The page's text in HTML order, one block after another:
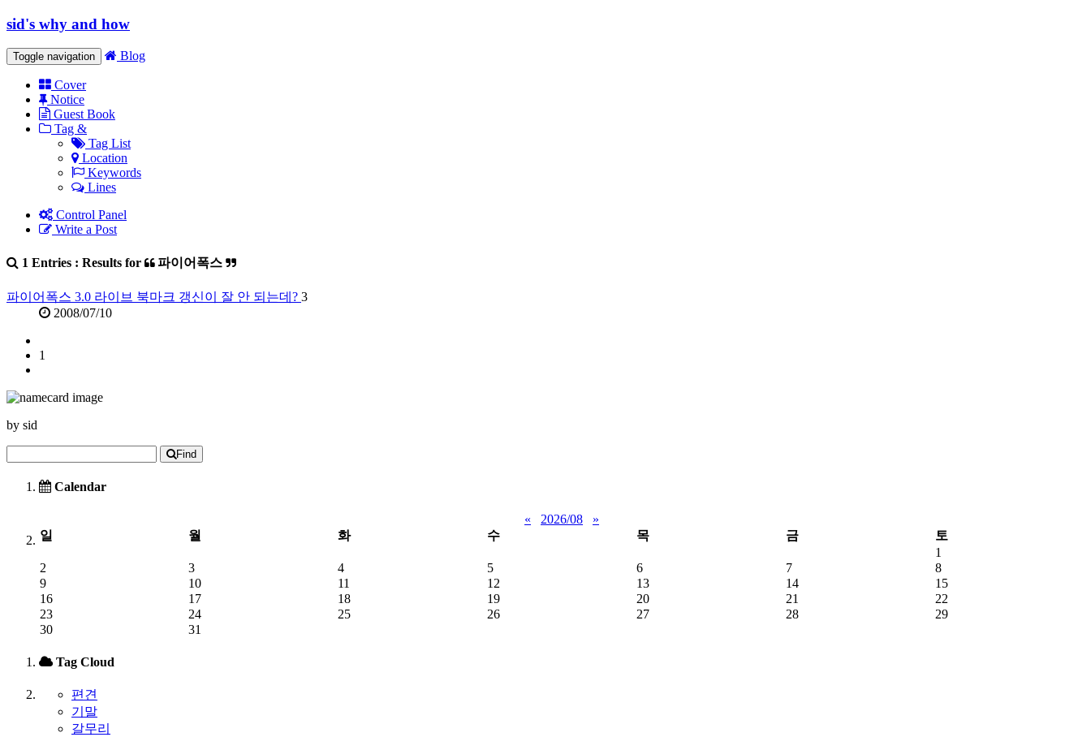
sid's why and how
Toggle navigation Blog
Cover
Notice
Guest Book
Tag &
Tag List
Location
Keywords
Lines
Control Panel
Write a Post
1 Entries : Results for 파이어폭스
파이어폭스 3.0 라이브 북마크 갱신이 잘 안 되는데? 3
2008/07/10
1
by sid
Find
Calendar
« 2026/08
»
일
월 화 수 목 금
토
1
2
3 4 5 6 7
8
9
10 11 12 13 14
15
16
17 18 19 20 21
22
23
24 25 26 27 28
29
30
31
Tag Cloud
편견
기말
갈무리